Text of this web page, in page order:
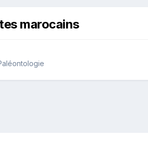
marocains